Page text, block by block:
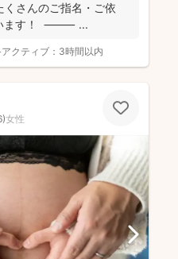
さんのご指名・ご依
います！ ⸻ ...
クティブ： 3時間以内
)女性